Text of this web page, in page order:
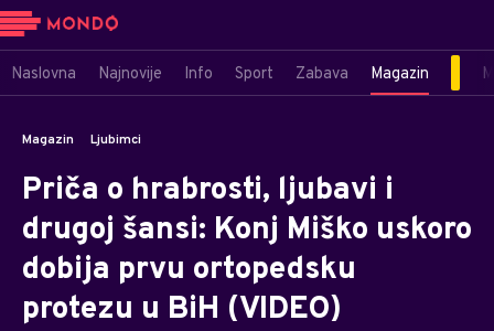
Naslovna Najnovije Info Sport Zabava Magazin
Magazin Ljubimci
Priča o hrabrosti, ljubavi i
drugoj šansi: Konj Miško uskoro
dobija prvu ortopedsku
protezu u BiH (VIDEO)